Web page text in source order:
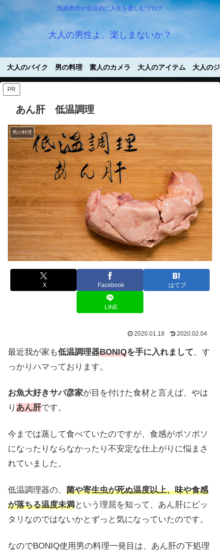
既婚男性が合法的に人生を楽しむブログ
大人の男性よ、楽しまないか？
大人のバイク 男の料理 素人のカメラ 大人のアイテム 大人の
PR
あん肝 低温調理
男の料理
X Facebook はてブ
LINE
2020.01.18 2020.02.04
最近我が家も低温調理器BONIQを手に入れまして、す
っかりハマっております。
お魚大好きサバ彦家が目を付けた食材と言えば、やは
り あん肝です。
今までは蒸して食べていたのですが、食感がボソボソ
になったりならなかったり不安定な仕上がりに悩まさ
れていました。
低温調理器の、 菌や寄生虫が死ぬ温度以上、味や食感
が落ちる温度未満という理屈を知って、あん肝にピッ
タリなのではないかとずっと気になっていたのです。
なのでBONIQ使用男の料理一発目は、あん肝の下処理